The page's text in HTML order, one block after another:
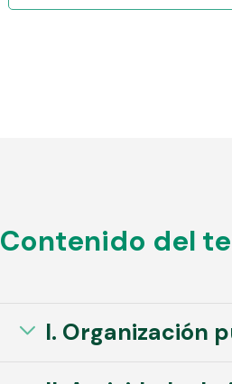
Contenido del
I. Organización